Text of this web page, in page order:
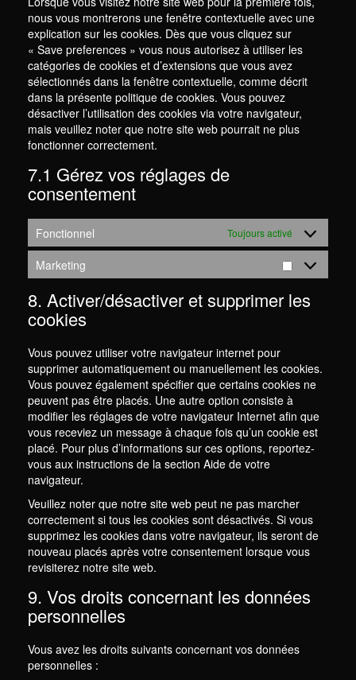
nous vous montrerons une fenêtre contextuelle avec une
explication sur les cookies. Dès que vous cliquez sur
« Save preferences » vous nous autorisez à utiliser les
catégories de cookies et d’extensions que vous avez
sélectionnés dans la fenêtre contextuelle, comme décrit
dans la présente politique de cookies. Vous pouvez
désactiver l’utilisation des cookies via votre navigateur,
mais veuillez noter que notre site web pourrait ne plus
fonctionner correctement.
7.1 Gérez vos réglages de
consentement
Fonctionnel Toujours activé
Marketing Marketing
8. Activer/désactiver et supprimer les
cookies
Vous pouvez utiliser votre navigateur internet pour
supprimer automatiquement ou manuellement les cookies.
Vous pouvez également spécifier que certains cookies ne
peuvent pas être placés. Une autre option consiste à
modifier les réglages de votre navigateur Internet afin que
vous receviez un message à chaque fois qu’un cookie est
placé. Pour plus d’informations sur ces options, reportez-
vous aux instructions de la section Aide de votre
navigateur.
Veuillez noter que notre site web peut ne pas marcher
correctement si tous les cookies sont désactivés. Si vous
supprimez les cookies dans votre navigateur, ils seront de
nouveau placés après votre consentement lorsque vous
revisiterez notre site web.
9. Vos droits concernant les données
personnelles
Vous avez les droits suivants concernant vos données
personnelles :